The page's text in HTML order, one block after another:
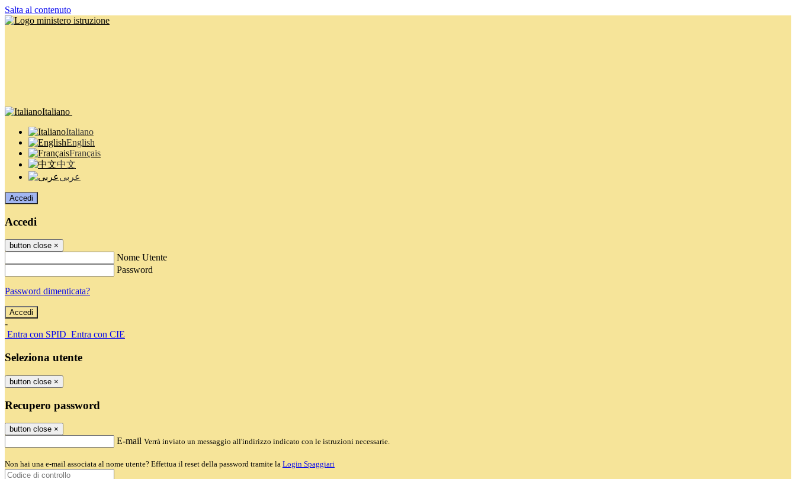
Salta al contenuto
Italiano
Italiano
English
Français
中文
عربى
Accedi
Accedi
button close ×
Nome Utente
Password
Password dimenticata?
-
Entra con SPID Entra con CIE
Seleziona utente
button close ×
Recupero password
button close ×
E-mail Verrà inviato un messaggio all'indirizzo indicato con le istruzioni necessarie.
Non hai una e-mail associata al nome utente? Effettua il reset della password tramite la Login Spaggiari